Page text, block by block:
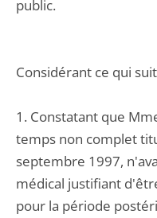
public.
Considérant ce qui
1. Constatant que
temps non complet
septembre 1997,
médical justifiant
pour la période